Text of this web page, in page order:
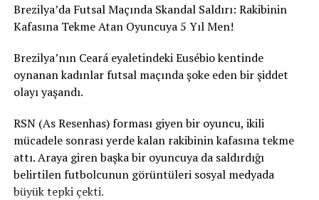
Brezilya’da Futsal Maçında Skandal Saldırı: Rakibinin
Kafasına Tekme Atan Oyuncuya 5 Yıl Men!
Brezilya’nın Ceará eyaletindeki Eusébio kentinde
oynanan kadınlar futsal maçında şoke eden bir şiddet
olayı yaşandı.
RSN (As Resenhas) forması giyen bir oyuncu, ikili
mücadele sonrası yerde kalan rakibinin kafasına tekme
attı. Araya giren başka bir oyuncuya da saldırdığı
belirtilen futbolcunun görüntüleri sosyal medyada
büyük tepki çekti.